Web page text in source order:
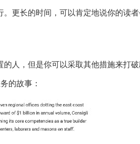
更长的时间，可以肯定地说你的读
人，但是你可以采取其他措施来打破
的故事：